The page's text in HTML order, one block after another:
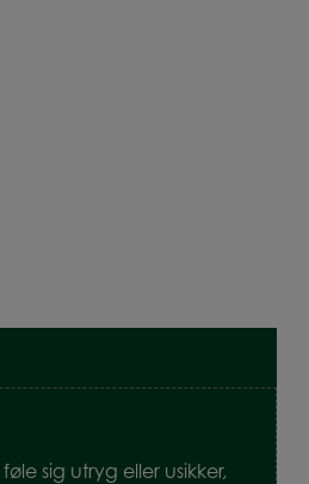
sig utryg eller usikker,